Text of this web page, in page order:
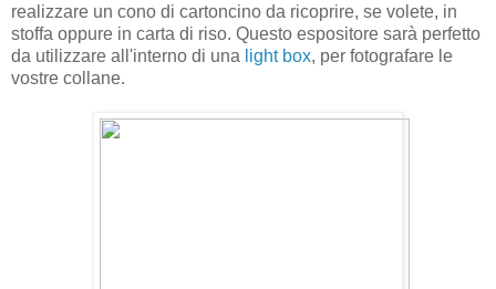
realizzare un cono di cartoncino da ricoprire, se volete, in
stoffa oppure in carta di riso. Questo espositore sarà perfetto
da utilizzare all'interno di una light box, per fotografare le
vostre collane.